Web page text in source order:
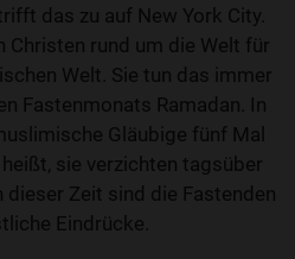
das zu auf New York City.
Christen rund um die Welt für
Welt. Sie tun das immer
Fastenmonats Ramadan. In
Gläubige fünf Mal
sie verzichten tagsüber
dieser Zeit sind die Fastenden
Eindrücke.